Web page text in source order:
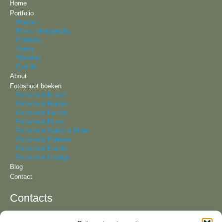
Home
Portfolio
Honden
Music photography
Portraits
Series
Wedding
Events
About
Fotoshoot boeken
Fotoshoot Bruiloft
Fotoshoot Honden
Fotoshoot Familie
Fotoshoot Music
Fotoshoot Series & More
Fotoshoot Portraits
Fotoshoot Events
Fotoshoot Overige
Blog
Contact
Contacts